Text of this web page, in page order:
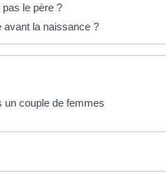
le père ?
avant la naissance ?
un couple de femmes